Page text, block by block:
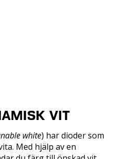
VIT
white) har dioder som
Med hjälp av en